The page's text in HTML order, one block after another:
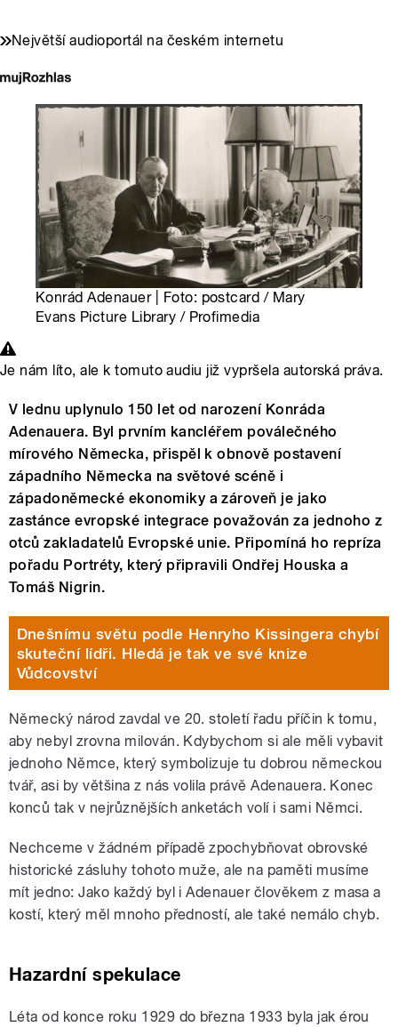
Největší audioportál na českém internetu
Konrád Adenauer | Foto: postcard / Mary
Evans Picture Library / Profimedia
Je nám líto, ale k tomuto audiu již vypršela autorská práva.
V lednu uplynulo 150 let od narození Konráda
Adenauera. Byl prvním kancléřem poválečného
mírového Německa, přispěl k obnově postavení
západního Německa na světové scéně i
západoněmecké ekonomiky a zároveň je jako
zastánce evropské integrace považován za jednoho z
otců zakladatelů Evropské unie. Připomíná ho repríza
pořadu Portréty, který připravili Ondřej Houska a
Tomáš Nigrin.
Dnešnímu světu podle Henryho Kissingera chybí
skuteční lídři. Hledá je tak ve své knize
Vůdcovství
Německý národ zavdal ve 20. století řadu příčin k tomu,
aby nebyl zrovna milován. Kdybychom si ale měli vybavit
jednoho Němce, který symbolizuje tu dobrou německou
tvář, asi by většina z nás volila právě Adenauera. Konec
konců tak v nejrůznějších anketách volí i sami Němci.
Nechceme v žádném případě zpochybňovat obrovské
historické zásluhy tohoto muže, ale na paměti musíme
mít jedno: Jako každý byl i Adenauer člověkem z masa a
kostí, který měl mnoho předností, ale také nemálo chyb.
Hazardní spekulace
Léta od konce roku 1929 do března 1933 byla jak érou